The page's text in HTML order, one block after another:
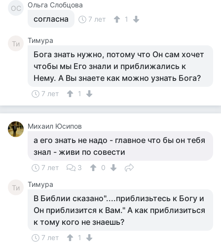
ОС Ольга Слобцова
согласна 7 лет 1
Ти Тимура
Бога знать нужно, потому что Он сам хочет
чтобы мы Его знали и приближались к
Нему. А Вы знаете как можно узнать Бога?
7 лет 1
Михаил Юсипов
а его знать не надо - главное что бы он тебя
знал - живи по совести
7 лет 3 0
Ти Тимура
В Библии сказано"....приблизьтесь к Богу и
Он приблизится к Вам." А как приблизиться
к тому кого не знаешь?
7 лет
1